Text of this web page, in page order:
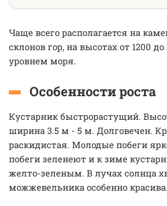
Чаще всего располагается на
склонов гор, на высотах от 1200
уровнем моря.
Особенности роста
Кустарник быстрорастущий.
ширина 3.5 м - 5 м. Долговечен.
раскидистая. Молодые побеги
побеги зеленеют и к зиме
желто-зеленым. В лучах солнца
можжевельника особенно красива.